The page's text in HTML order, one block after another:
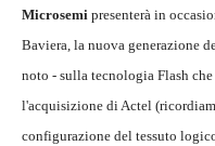
Microsemi presenterà in
Baviera, la nuova generazione
noto - sulla tecnologia Flash
l'acquisizione di Actel
configurazione del tessuto